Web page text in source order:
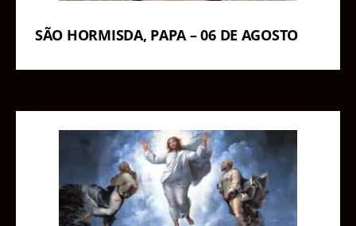
SÃO HORMISDA, PAPA – 06 DE AGOSTO